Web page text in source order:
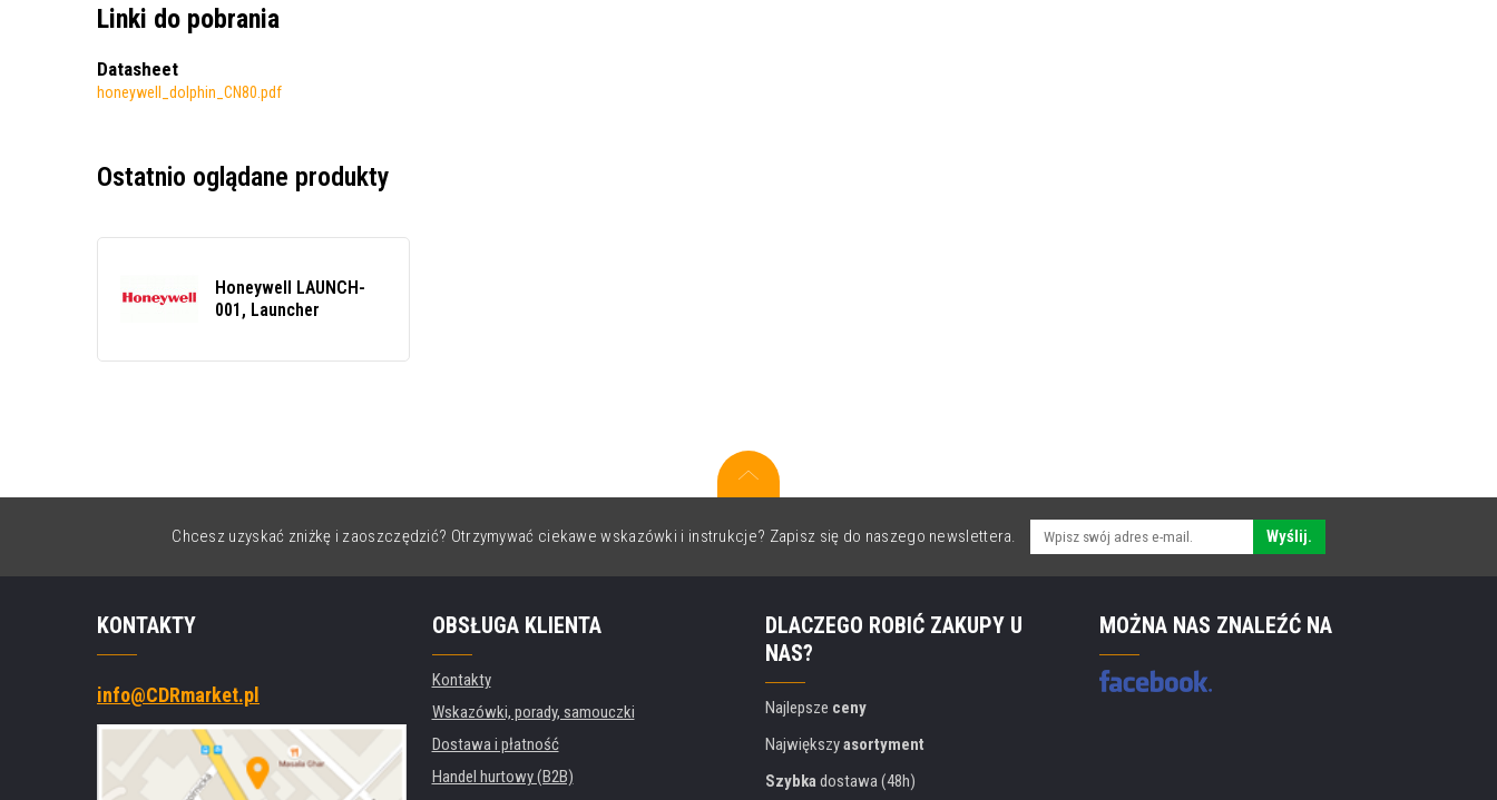
Linki do pobrania
Datasheet
honeywell_dolphin_CN80.pdf
Ostatnio oglądane produkty
Honeywell LAUNCH-
001, Launcher
Chcesz uzyskać zniżkę i zaoszczędzić? Otrzymywać ciekawe wskazówki i instrukcje? Zapisz się do naszego newslettera. Wyślij.
KONTAKTY
info@CDRmarket.pl
OBSŁUGA KLIENTA
Kontakty
Wskazówki, porady, samouczki
Dostawa i płatność
Handel hurtowy (B2B)
DLACZEGO ROBIĆ ZAKUPY U
NAS?
Najlepsze ceny
Największyasortyment
Szybkadostawa (48h)
MOŻNA NAS ZNALEŹĆ NA